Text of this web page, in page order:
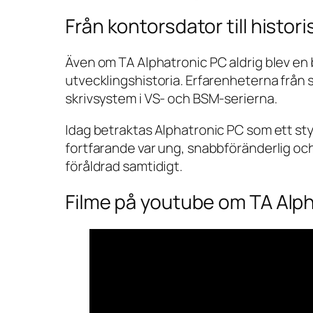
Från kontorsdator till
Även om TA Alphatronic PC aldrig blev
utvecklingshistoria. Erfarenheterna från
skrivsystem i VS- och BSM-serierna.
Idag betraktas Alphatronic PC som ett
fortfarande var ung, snabbföränderlig
föråldrad samtidigt.
Filme på youtube om TA